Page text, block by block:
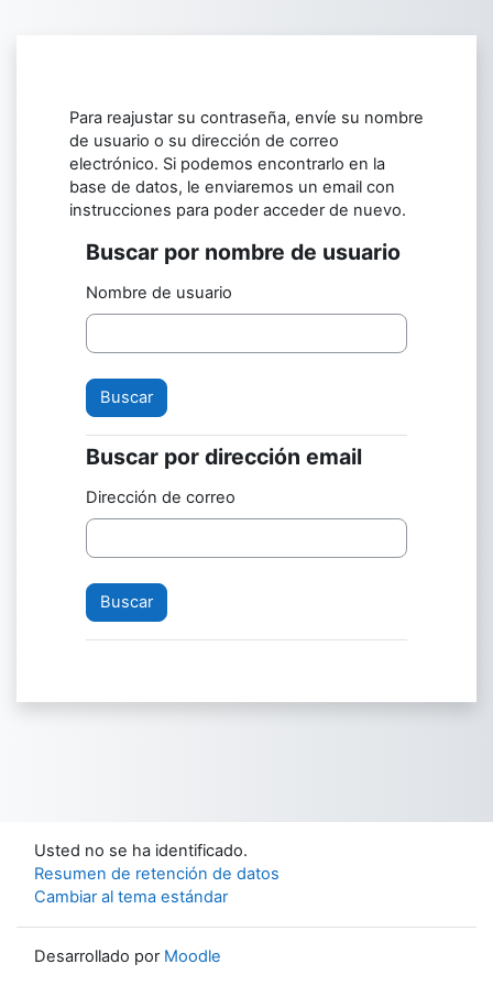
Para reajustar su contraseña, envíe su nombre
de usuario o su dirección de correo
electrónico. Si podemos encontrarlo en la
base de datos, le enviaremos un email con
instrucciones para poder acceder de nuevo.
Buscar por nombre de usuario
Buscar por nombre de usuario
Nombre de usuario
Buscar por dirección email
Buscar por dirección email
Dirección de correo
Usted no se ha identificado.
Resumen de retención de datos
Cambiar al tema estándar
Desarrollado por Moodle